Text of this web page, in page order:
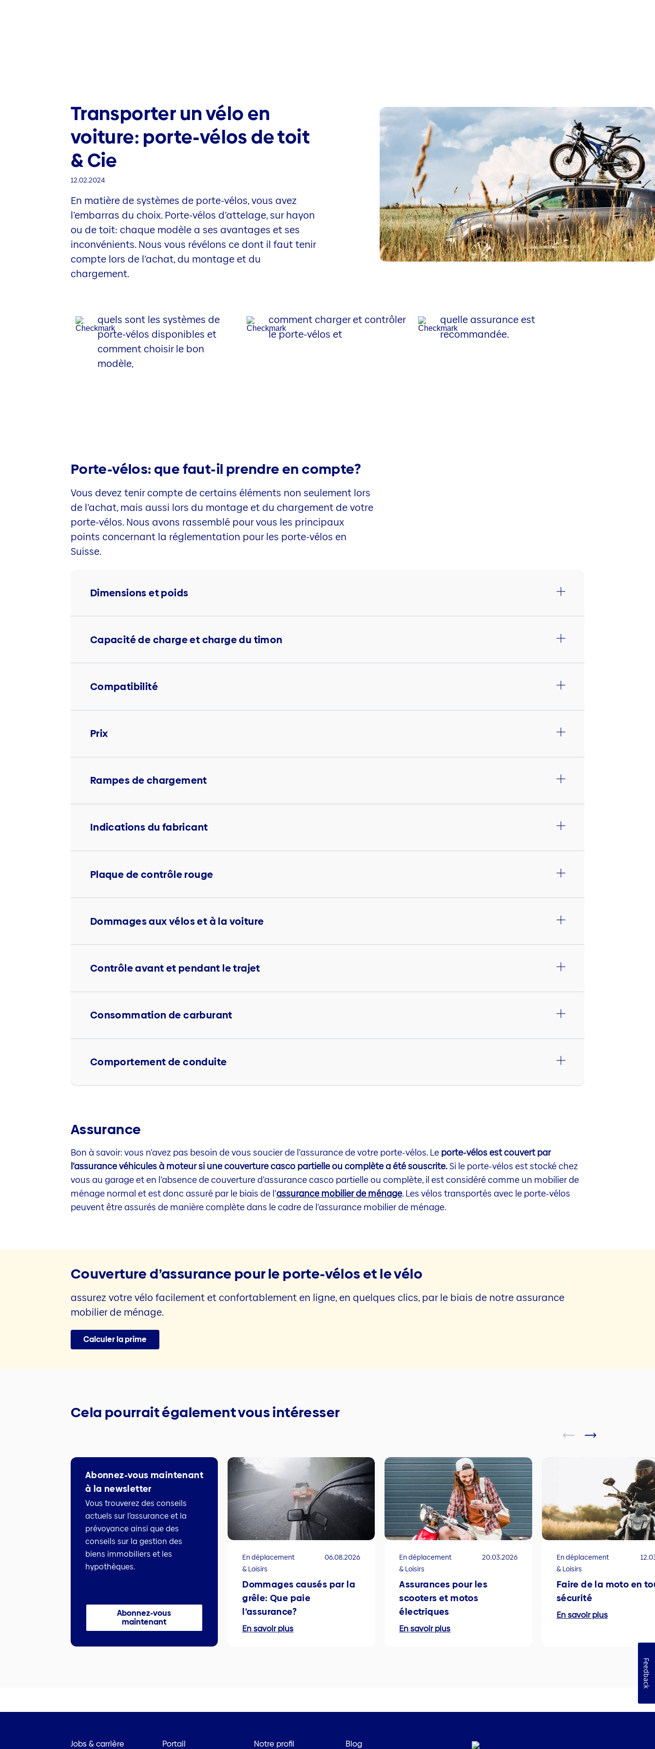
Transporter un vélo en
voiture: porte-vélos de toit
& Cie
12.02.2024
En matière de systèmes de porte-vélos, vous avez
l’embarras du choix. Porte-vélos d’attelage, sur hayon
ou de toit: chaque modèle a ses avantages et ses
inconvénients. Nous vous révélons ce dont il faut tenir
compte lors de l’achat, du montage et du
chargement.
quels sont les systèmes de
porte-vélos disponibles et
comment choisir le bon
modèle,
comment charger et contrôler
le porte-vélos et
quelle assurance est
recommandée.
Porte-vélos: que faut-il prendre en compte?
Vous devez tenir compte de certains éléments non seulement lors
de l’achat, mais aussi lors du montage et du chargement de votre
porte-vélos. Nous avons rassemblé pour vous les principaux
points concernant la réglementation pour les porte-vélos en
Suisse.
Dimensions et poids
Capacité de charge et charge du timon
Compatibilité
Prix
Rampes de chargement
Indications du fabricant
Plaque de contrôle rouge
Dommages aux vélos et à la voiture
Contrôle avant et pendant le trajet
Consommation de carburant
Comportement de conduite
Assurance
Bon à savoir: vous n’avez pas besoin de vous soucier de l’assurance de votre porte-vélos. Le porte-vélos est couvert par
l’assurance véhicules à moteur si une couverture casco partielle ou complète a été souscrite.Si le porte-vélos est stocké chez
vous au garage et en l’absence de couverture d’assurance casco partielle ou complète, il est considéré comme un mobilier de
ménage normal et est donc assuré par le biais de l’assurance mobilier de ménage. Les vélos transportés avec le porte-vélos
peuvent être assurés de manière complète dans le cadre de l’assurance mobilier de ménage.
Couverture d’assurance pour le porte-vélos et le vélo
assurez votre vélo facilement et confortablement en ligne, en quelques clics, par le biais de notre assurance
mobilier de ménage.
Calculer la prime
Cela pourrait également vous intéresser
Abonnez-vous maintenant
à la newsletter
Vous trouverez des conseils
actuels sur l’assurance et la
prévoyance ainsi que des
conseils sur la gestion des
biens immobiliers et les
hypothèques.
Abonnez-vous
maintenant
En déplacement
& Loisirs
06.08.2026
Dommages causés par la
grêle: Que paie
l’assurance?
En savoir plus
En déplacement
& Loisirs
20.03.2026
Assurances pour les
scooters et motos
électriques
En savoir plus
En déplacement
& Loisirs
Faire de la moto en
sécurité
En savoir plus
Jobs & carrière Portail Notre profil Blog
Feedback